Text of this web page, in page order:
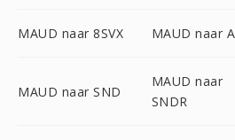
MAUD naar 8SVX MAUD naar
MAUD naar SND
MAUD naar
SNDR